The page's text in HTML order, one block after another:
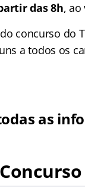
das 8h, ao
concurso do
a todos os
as